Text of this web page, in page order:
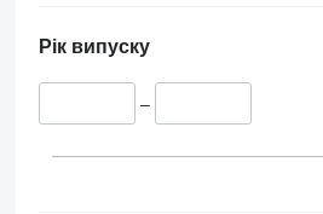
Рік випуску
–